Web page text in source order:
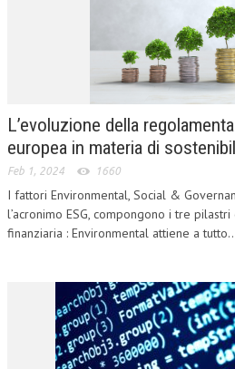
DIRITTO DELLE IMPRESE IN CRISI
CRIMINOLOGIA E CRIMINALISTICA
SICUREZZA SUL LAVORO
DIRITTO TRIBUTARIO
FISCALITÀ INTERNAZIONALE
TAX RISK MANAGEMENT
TRANSFER PRICING
PRASSI
L’evoluzione della
europea in materia di
Feb 1, 2024 1660
I fattori Environmental, Social &
l’acronimo ESG, compongono i tre
finanziaria : Environmental attiene a